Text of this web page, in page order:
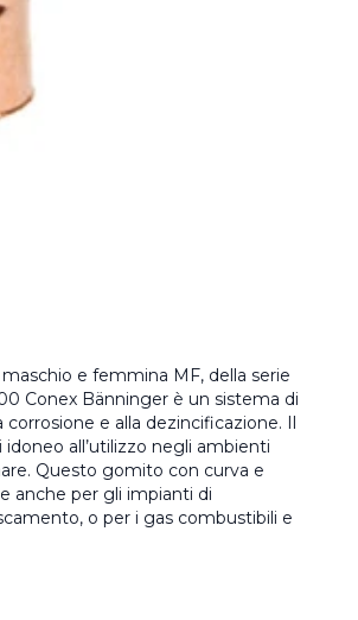
e femmina MF, della serie
Conex Bänninger è un sistema di
corrosione e alla dezincificazione. Il
all’utilizzo negli ambienti
Questo gomito con curva e
anche per gli impianti di
o per i gas combustibili e